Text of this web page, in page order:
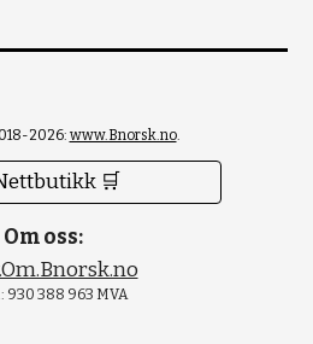
2026: www.Bnorsk.no.
🛒
Om oss:
930 388 963 MVA